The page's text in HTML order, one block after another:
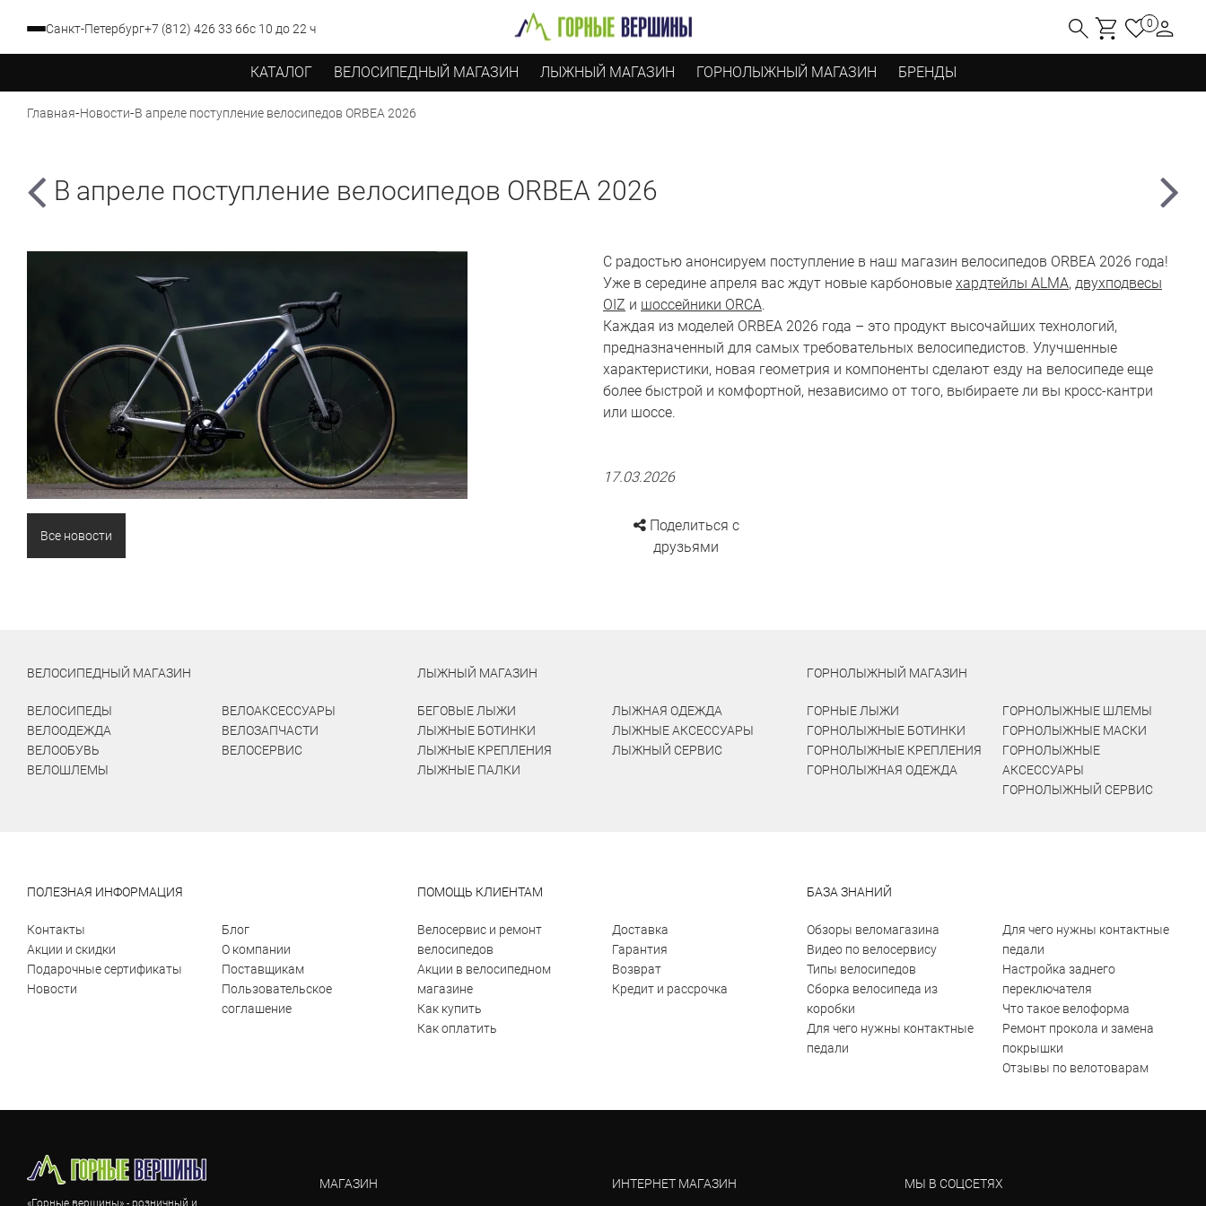
Санкт-Петербург+7 (812) 426 33 66с 10 до 22 ч 0
КАТАЛОГ ВЕЛОСИПЕДНЫЙ МАГАЗИН ЛЫЖНЫЙ МАГАЗИН ГОРНОЛЫЖНЫЙ МАГАЗИН БРЕНДЫ
Главная-Новости-В апреле поступление велосипедов ORBEA 2026
В апреле поступление велосипедов ORBEA 2026
Все новости
С радостью анонсируем поступление в наш магазин велосипедов ORBEA 2026 года!
Уже в середине апреля вас ждут новые карбоновые хардтейлы ALMA, двухподвесы
OIZ и шоссейники ORCA.
Каждая из моделей ORBEA 2026 года – это продукт высочайших технологий,
предназначенный для самых требовательных велосипедистов. Улучшенные
характеристики, новая геометрия и компоненты сделают езду на велосипеде еще
более быстрой и комфортной, независимо от того, выбираете ли вы кросс-кантри
или шоссе.
17.03.2026
Поделиться с
друзьями
ВЕЛОСИПЕДНЫЙ МАГАЗИН
ВЕЛОСИПЕДЫ
ВЕЛООДЕЖДА
ВЕЛООБУВЬ
ВЕЛОШЛЕМЫ
ВЕЛОАКСЕССУАРЫ
ВЕЛОЗАПЧАСТИ
ВЕЛОСЕРВИС
ЛЫЖНЫЙ МАГАЗИН
БЕГОВЫЕ ЛЫЖИ
ЛЫЖНЫЕ БОТИНКИ
ЛЫЖНЫЕ КРЕПЛЕНИЯ
ЛЫЖНЫЕ ПАЛКИ
ЛЫЖНАЯ ОДЕЖДА
ЛЫЖНЫЕ АКСЕССУАРЫ
ЛЫЖНЫЙ СЕРВИС
ГОРНОЛЫЖНЫЙ МАГАЗИН
ГОРНЫЕ ЛЫЖИ
ГОРНОЛЫЖНЫЕ БОТИНКИ
ГОРНОЛЫЖНЫЕ КРЕПЛЕНИЯ
ГОРНОЛЫЖНАЯ ОДЕЖДА
ГОРНОЛЫЖНЫЕ ШЛЕМЫ
ГОРНОЛЫЖНЫЕ МАСКИ
ГОРНОЛЫЖНЫЕ
АКСЕССУАРЫ
ГОРНОЛЫЖНЫЙ СЕРВИС
ПОЛЕЗНАЯ ИНФОРМАЦИЯ
Контакты
Акции и скидки
Подарочные сертификаты
Новости
Блог
О компании
Поставщикам
Пользовательское
соглашение
ПОМОЩЬ КЛИЕНТАМ
Велосервис и ремонт
велосипедов
Акции в велосипедном
магазине
Как купить
Как оплатить
Доставка
Гарантия
Возврат
Кредит и рассрочка
БАЗА ЗНАНИЙ
Обзоры веломагазина
Видео по велосервису
Типы велосипедов
Сборка велосипеда из
коробки
Для чего нужны контактные
педали
Для чего нужны контактные
педали
Настройка заднего
переключателя
Что такое велоформа
Ремонт прокола и замена
покрышки
Отзывы по велотоварам
«Горные вершины» - розничный и
МАГАЗИН ИНТЕРНЕТ МАГАЗИН МЫ В СОЦСЕТЯХ